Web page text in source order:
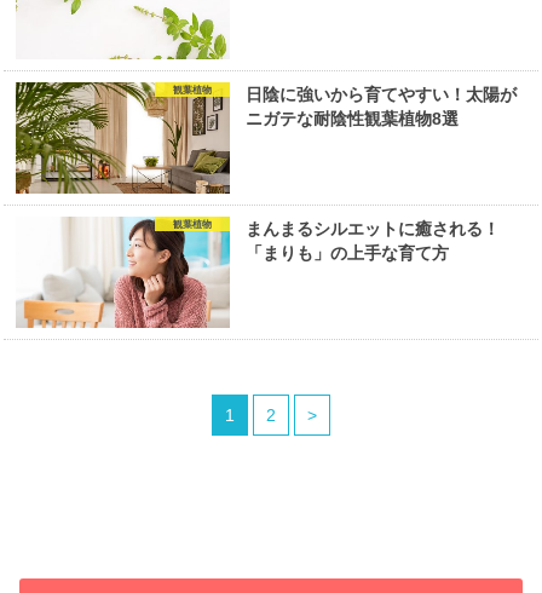
観葉植物
日陰に強いから育てやすい！太陽が
ニガテな耐陰性観葉植物8選
観葉植物
まんまるシルエットに癒される！
「まりも」の上手な育て方
1 2 >